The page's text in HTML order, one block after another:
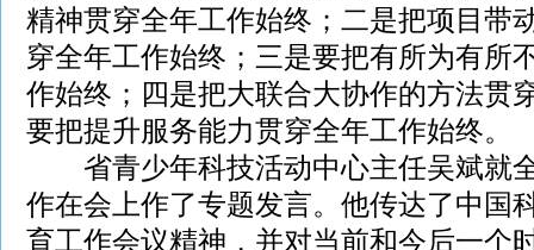
精神贯穿全年工作始终；二是把项目带
穿全年工作始终；三是要把有所为有所
作始终；四是把大联合大协作的方法贯
要把提升服务能力贯穿全年工作始终。
省青少年科技活动中心主任吴斌就
作在会上作了专题发言。他传达了中国
育工作会议精神，并对当前和今后一个